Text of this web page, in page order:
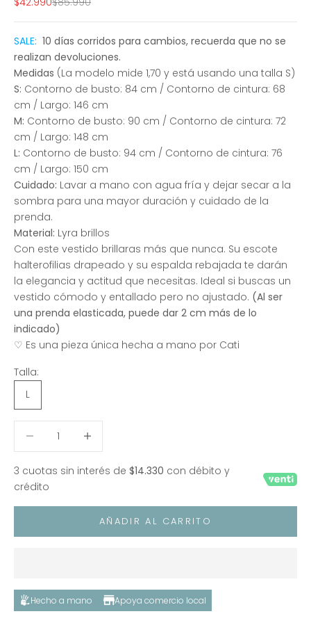
SALE: 10 días corridos para cambios, recuerda que no se
realizan devoluciones.
Medidas (La modelo mide 1,70 y está usando una talla S)
S: Contorno de busto: 84 cm / Contorno de cintura: 68
cm / Largo: 146 cm
M: Contorno de busto: 90 cm / Contorno de cintura: 72
cm / Largo: 148 cm
L: Contorno de busto: 94 cm / Contorno de cintura: 76
cm / Largo: 150 cm
Cuidado: Lavar a mano con agua fría y dejar secar a la
sombra para una mayor duración y cuidado de la
prenda.
Material: Lyra brillos
Con este vestido brillaras más que nunca. Su escote
halterofilias drapeado y su espalda rebajada te darán
la elegancia y actitud que necesitas. Ideal si buscas un
vestido cómodo y entallado pero no ajustado. (Al ser
una prenda elasticada, puede dar 2 cm más de lo
indicado)
♡ Es una pieza única hecha a mano por Cati
Talla:
L
3 cuotas sin interés de $14.330 con débito y
crédito
AÑADIR AL CARRITO
Hecho a mano Apoya comercio local